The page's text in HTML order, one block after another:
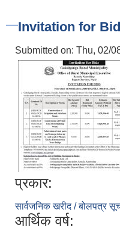
Invitation for
Submitted on: Thu, 02/
प्रकार:
सार्वजनिक खरीद / बोलपत्र
आर्थिक वर्ष: